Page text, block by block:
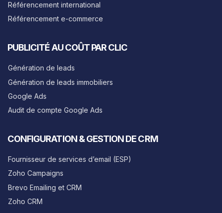
Référencement international
Référencement e-commerce
PUBLICITÉ AU COÛT PAR CLIC
Génération de leads
Génération de leads immobiliers
Google Ads
Audit de compte Google Ads
CONFIGURATION & GESTION DE CRM
Fournisseur de services d’email (ESP)
Zoho Campaigns
Brevo Emailing et CRM
Zoho CRM